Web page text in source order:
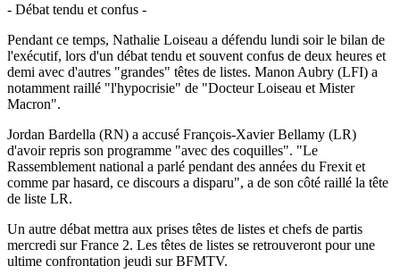
- Débat tendu et confus -
Pendant ce temps, Nathalie Loiseau a défendu lundi soir le bilan de
l'exécutif, lors d'un débat tendu et souvent confus de deux heures et
demi avec d'autres "grandes" têtes de listes. Manon Aubry (LFI) a
notamment raillé "l'hypocrisie" de "Docteur Loiseau et Mister
Macron".
Jordan Bardella (RN) a accusé François-Xavier Bellamy (LR)
d'avoir repris son programme "avec des coquilles". "Le
Rassemblement national a parlé pendant des années du Frexit et
comme par hasard, ce discours a disparu", a de son côté raillé la tête
de liste LR.
Un autre débat mettra aux prises têtes de listes et chefs de partis
mercredi sur France 2. Les têtes de listes se retrouveront pour une
ultime confrontation jeudi sur BFMTV.